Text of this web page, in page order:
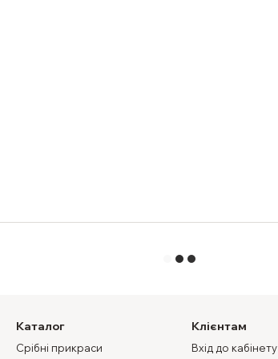
Каталог
Срібні прикраси
Клієнтам
Вхід до кабінету